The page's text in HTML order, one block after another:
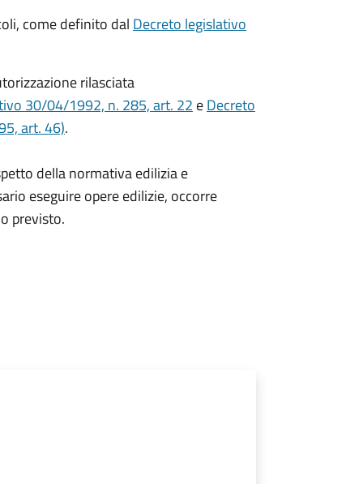
come definito dal Decreto legislativo
rilasciata
30/04/1992, n. 285, art. 22 eDecreto
art. 46).
della normativa edilizia e
eseguire opere edilizie, occorre
previsto.